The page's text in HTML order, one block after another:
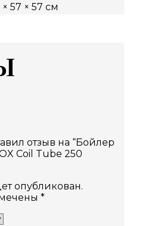
× 57 × 57 см
отзыв на “Бойлер
Coil Tube 250
опубликован.
*